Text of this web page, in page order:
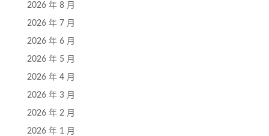
2026 年 8 月
2026 年 7 月
2026 年 6 月
2026 年 5 月
2026 年 4 月
2026 年 3 月
2026 年 2 月
2026 年 1 月